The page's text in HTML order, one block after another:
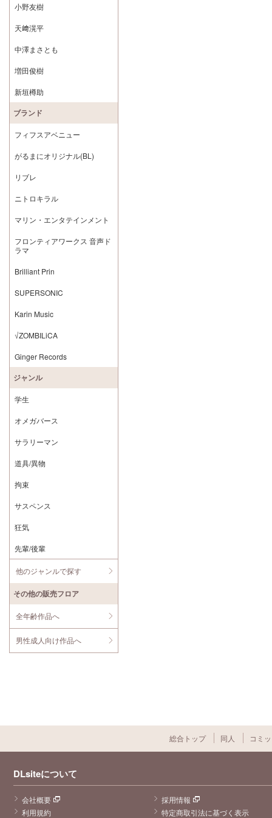
小野友樹
天﨑滉平
中澤まさとも
増田俊樹
新垣樽助
ブランド
フィフスアベニュー
がるまにオリジナル(BL)
リブレ
ニトロキラル
マリン・エンタテインメント
フロンティアワークス 音声ド
ラマ
Brilliant Prin
SUPERSONIC
Karin Music
√ZOMBILiCA
Ginger Records
ジャンル
学生
オメガバース
サラリーマン
道具/異物
拘束
サスペンス
狂気
先輩/後輩
他のジャンルで探す
その他の販売フロア
全年齢作品へ
男性成人向け作品へ
総合トップ 同人 コミ
DLsiteについて
会社概要
採用情報
利用規約
特定商取引法に基づく表示